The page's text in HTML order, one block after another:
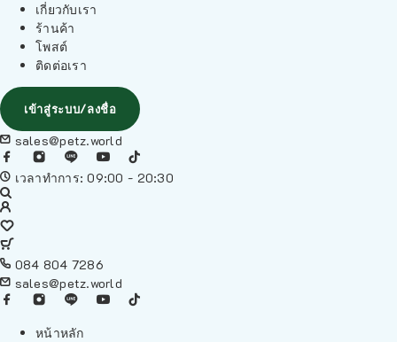
เกี่ยวกับเรา
ร้านค้า
โพสต์
ติดต่อเรา
เข้าสู่ระบบ/ลงชื่อ
sales@petz.world
เวลาทำการ: 09:00 - 20:30
084 804 7286
sales@petz.world
หน้าหลัก